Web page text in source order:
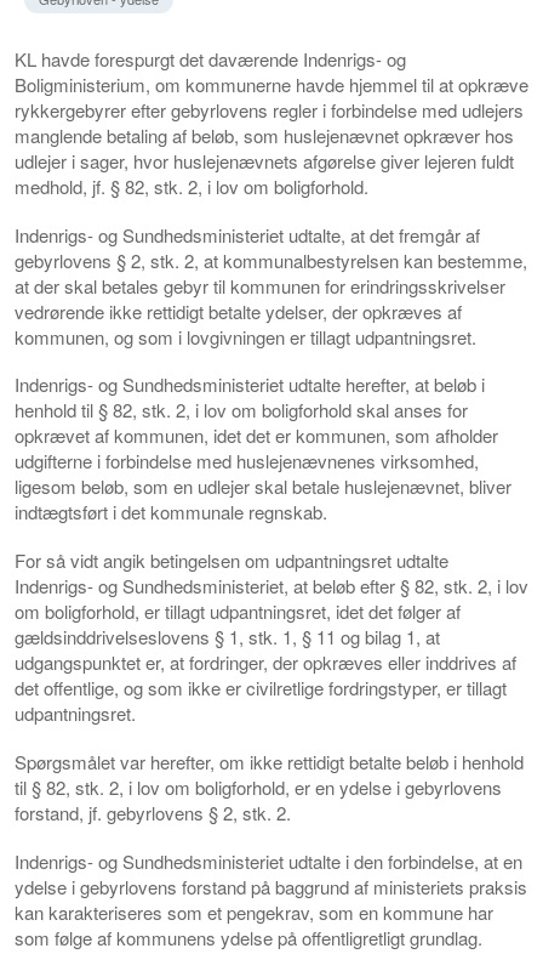
KL havde forespurgt det daværende Indenrigs- og
Boligministerium, om kommunerne havde hjemmel til at opkræve
rykkergebyrer efter gebyrlovens regler i forbindelse med udlejers
manglende betaling af beløb, som huslejenævnet opkræver hos
udlejer i sager, hvor huslejenævnets afgørelse giver lejeren fuldt
medhold, jf. § 82, stk. 2, i lov om boligforhold.
Indenrigs- og Sundhedsministeriet udtalte, at det fremgår af
gebyrlovens § 2, stk. 2, at kommunalbestyrelsen kan bestemme,
at der skal betales gebyr til kommunen for erindringsskrivelser
vedrørende ikke rettidigt betalte ydelser, der opkræves af
kommunen, og som i lovgivningen er tillagt udpantningsret.
Indenrigs- og Sundhedsministeriet udtalte herefter, at beløb i
henhold til § 82, stk. 2, i lov om boligforhold skal anses for
opkrævet af kommunen, idet det er kommunen, som afholder
udgifterne i forbindelse med huslejenævnenes virksomhed,
ligesom beløb, som en udlejer skal betale huslejenævnet, bliver
indtægtsført i det kommunale regnskab.
For så vidt angik betingelsen om udpantningsret udtalte
Indenrigs- og Sundhedsministeriet, at beløb efter § 82, stk. 2, i lov
om boligforhold, er tillagt udpantningsret, idet det følger af
gældsinddrivelseslovens § 1, stk. 1, § 11 og bilag 1, at
udgangspunktet er, at fordringer, der opkræves eller inddrives af
det offentlige, og som ikke er civilretlige fordringstyper, er tillagt
udpantningsret.
Spørgsmålet var herefter, om ikke rettidigt betalte beløb i henhold
til § 82, stk. 2, i lov om boligforhold, er en ydelse i gebyrlovens
forstand, jf. gebyrlovens § 2, stk. 2.
Indenrigs- og Sundhedsministeriet udtalte i den forbindelse, at en
ydelse i gebyrlovens forstand på baggrund af ministeriets praksis
kan karakteriseres som et pengekrav, som en kommune har
som følge af kommunens ydelse på offentligretligt grundlag.